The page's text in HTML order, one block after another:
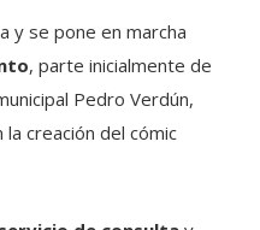
y se pone en marcha
, parte inicialmente de
Pedro Verdún,
creación del cómic